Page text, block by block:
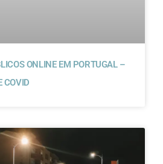
ONLINE EM PORTUGAL –
COVID